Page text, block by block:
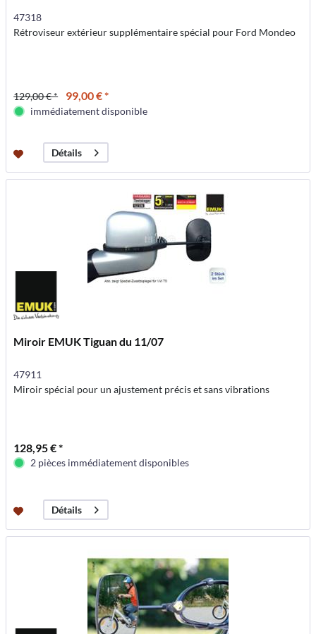
47318
Rétroviseur extérieur supplémentaire spécial pour Ford Mondeo
129,00 € * 99,00 € *
immédiatement disponible
Détails
Miroir EMUK Tiguan du 11/07
47911
Miroir spécial pour un ajustement précis et sans vibrations
128,95 € *
2 pièces immédiatement disponibles
Détails